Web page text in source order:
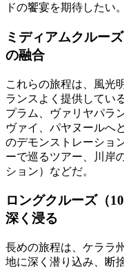
ドの饗宴を期待したい。
ミディアムクルー
の融合
これらの旅程は、風光
ランスよく提供してい
プラム、ヴァリヤパラ
ヴァイ、パヤヌールへ
のデモンストレーショ
ーで巡るツアー、川岸
ション）などだ。
ロングクルーズ（
深く浸る
長めの旅程は、ケララ
地に深く潜り込み、断